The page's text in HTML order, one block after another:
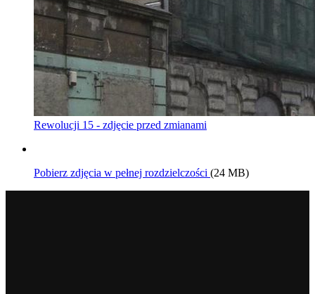
Rewolucji 15 - zdjęcie przed zmianami
Pobierz zdjęcia w pełnej rozdzielczości (24 MB)